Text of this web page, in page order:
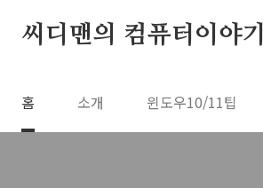
씨디맨의 컴퓨터이야기
홈 소개 윈도우10/11팁